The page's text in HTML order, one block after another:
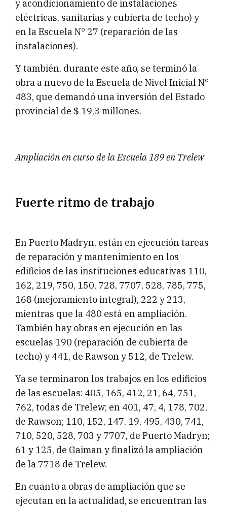
y acondicionamiento de instalaciones
eléctricas, sanitarias y cubierta de techo) y
en la Escuela N° 27 (reparación de las
instalaciones).
Y también, durante este año, se terminó la
obra a nuevo de la Escuela de Nivel Inicial N°
483, que demandó una inversión del Estado
provincial de $ 19,3 millones.
Ampliación en curso de la Escuela 189 en Trelew
Fuerte ritmo de trabajo
En Puerto Madryn, están en ejecución tareas
de reparación y mantenimiento en los
edificios de las instituciones educativas 110,
162, 219, 750, 150, 728, 7707, 528, 785, 775,
168 (mejoramiento integral), 222 y 213,
mientras que la 480 está en ampliación.
También hay obras en ejecución en las
escuelas 190 (reparación de cubierta de
techo) y 441, de Rawson y 512, de Trelew.
Ya se terminaron los trabajos en los edificios
de las escuelas: 405, 165, 412, 21, 64, 751,
762, todas de Trelew; en 401, 47, 4, 178, 702,
de Rawson; 110, 152, 147, 19, 495, 430, 741,
710, 520, 528, 703 y 7707, de Puerto Madryn;
61 y 125, de Gaiman y finalizó la ampliación
de la 7718 de Trelew.
En cuanto a obras de ampliación que se
ejecutan en la actualidad, se encuentran las